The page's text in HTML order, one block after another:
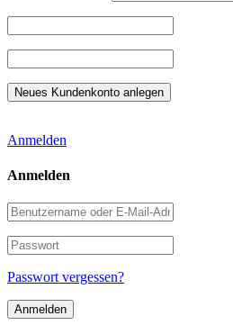
Anmelden
Anmelden
Benutzername
oder
E-
Mail-
Adresse
Passwort
Passwort vergessen?